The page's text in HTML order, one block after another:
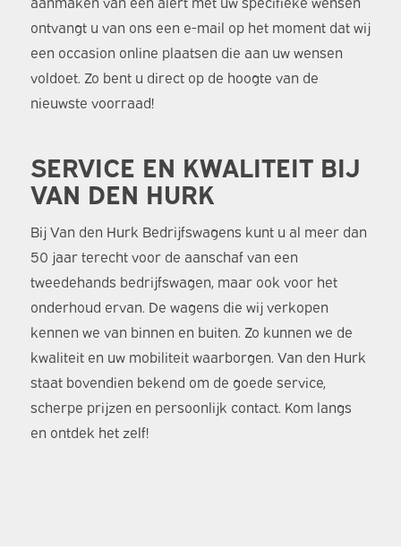
ontvangt u van ons een e-mail op het moment dat wij
een occasion online plaatsen die aan uw wensen
voldoet. Zo bent u direct op de hoogte van de
nieuwste voorraad!
SERVICE EN KWALITEIT BIJ
VAN DEN HURK
Bij Van den Hurk Bedrijfswagens kunt u al meer dan
50 jaar terecht voor de aanschaf van een
tweedehands bedrijfswagen, maar ook voor het
onderhoud ervan. De wagens die wij verkopen
kennen we van binnen en buiten. Zo kunnen we de
kwaliteit en uw mobiliteit waarborgen. Van den Hurk
staat bovendien bekend om de goede service,
scherpe prijzen en persoonlijk contact. Kom langs
en ontdek het zelf!